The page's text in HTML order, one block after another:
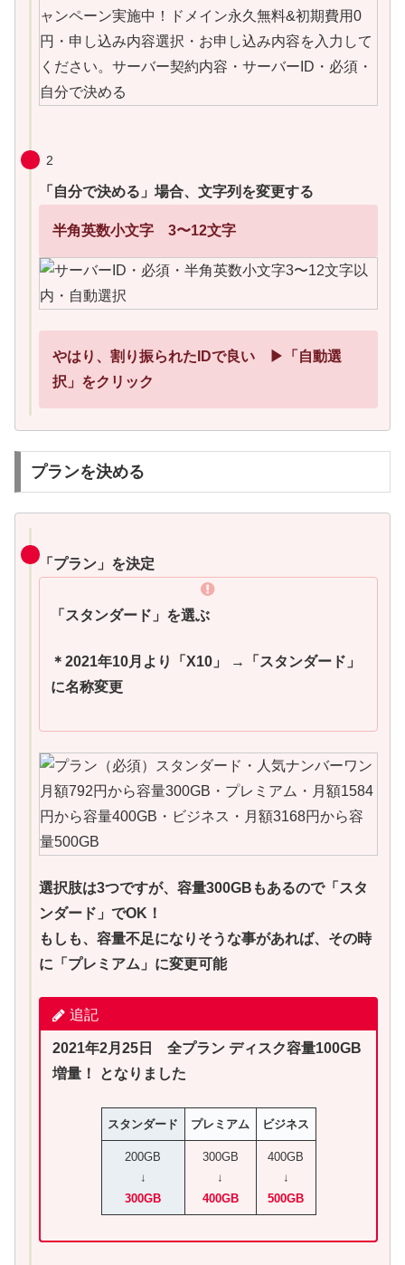
2
「自分で決める」場合、文字列を変更する
半角英数小文字 3〜12文字
やはり、割り振られたIDで良い ▶「自動選
択」をクリック
プランを決める
「プラン」を決定
「スタンダード」 を選ぶ
＊ 2021年10月より「 X10」 →「 スタンダード」
に名称変更
選択肢は3つですが、容量300GBもあるので「スタ
ンダード」でOK！
もしも、容量不足になりそうな事があれば、その時
に「プレミアム」に変更可能
追記
2021年2月25日 全プラン ディスク容量100GB
増量！ となりました
スタンダード プレミアム ビジネス
200GB
↓
300GB
300GB
↓
400GB
400GB
↓
500GB